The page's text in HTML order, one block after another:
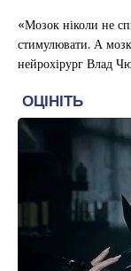
«Мозок ніколи не
стимулювати. А
нейрохірург Влад